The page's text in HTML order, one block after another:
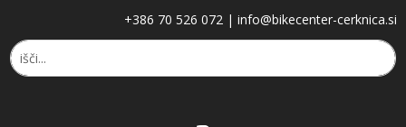
+386 70 526 072 | info@bikecenter-cerknica.si